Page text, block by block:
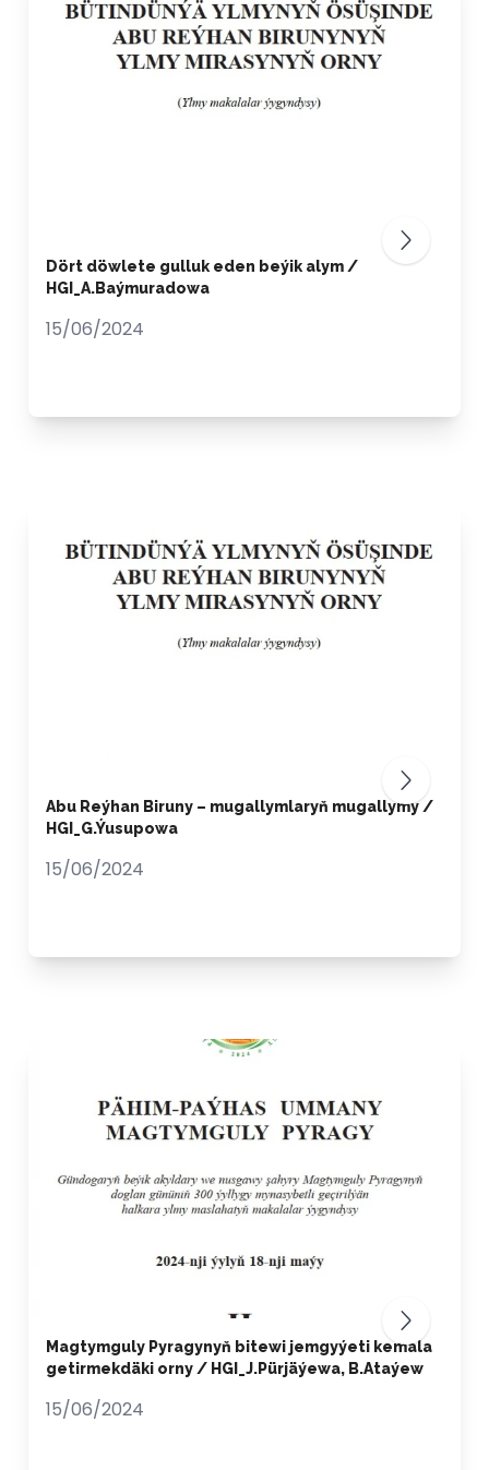
Dört döwlete gulluk eden beýik alym /
HGI_A.Baýmuradowa
15/06/2024
Abu Reýhan Biruny – mugallymlaryň mugallymy /
HGI_G.Ýusupowa
15/06/2024
Magtymguly Pyragynyň bitewi jemgyýeti kemala
getirmekdäki orny / HGI_J.Pürjäýewa, B.Ataýew
15/06/2024